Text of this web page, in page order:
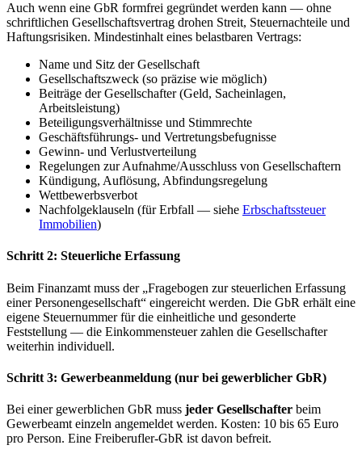
Auch wenn eine GbR formfrei gegründet werden kann — ohne
schriftlichen Gesellschaftsvertrag drohen Streit, Steuernachteile und
Haftungsrisiken. Mindestinhalt eines belastbaren Vertrags:
Name und Sitz der Gesellschaft
Gesellschaftszweck (so präzise wie möglich)
Beiträge der Gesellschafter (Geld, Sacheinlagen,
Arbeitsleistung)
Beteiligungsverhältnisse und Stimmrechte
Geschäftsführungs- und Vertretungsbefugnisse
Gewinn- und Verlustverteilung
Regelungen zur Aufnahme/Ausschluss von Gesellschaftern
Kündigung, Auflösung, Abfindungsregelung
Wettbewerbsverbot
Nachfolgeklauseln (für Erbfall — siehe Erbschaftssteuer
Immobilien)
Schritt 2: Steuerliche Erfassung
Beim Finanzamt muss der „Fragebogen zur steuerlichen Erfassung
einer Personengesellschaft“ eingereicht werden. Die GbR erhält eine
eigene Steuernummer für die einheitliche und gesonderte
Feststellung — die Einkommensteuer zahlen die Gesellschafter
weiterhin individuell.
Schritt 3: Gewerbeanmeldung (nur bei gewerblicher GbR)
Bei einer gewerblichen GbR muss jeder Gesellschafter beim
Gewerbeamt einzeln angemeldet werden. Kosten: 10 bis 65 Euro
pro Person. Eine Freiberufler-GbR ist davon befreit.